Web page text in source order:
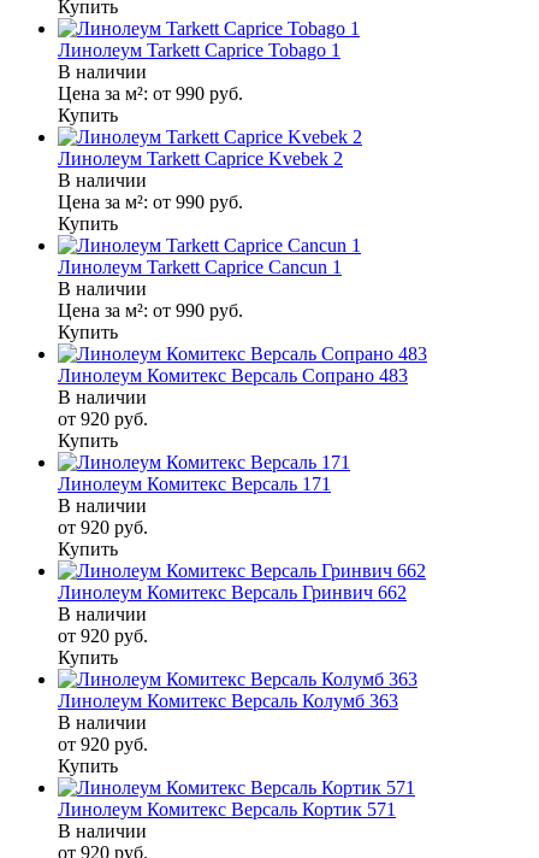
Купить
Линолеум Tarkett Caprice Tobago 1
В наличии
Цена за м²: от 990 руб.
Купить
Линолеум Tarkett Caprice Kvebek 2
В наличии
Цена за м²: от 990 руб.
Купить
Линолеум Tarkett Caprice Cancun 1
В наличии
Цена за м²: от 990 руб.
Купить
Линолеум Комитекс Версаль Сопрано 483
В наличии
от 920 руб.
Купить
Линолеум Комитекс Версаль 171
В наличии
от 920 руб.
Купить
Линолеум Комитекс Версаль Гринвич 662
В наличии
от 920 руб.
Купить
Линолеум Комитекс Версаль Колумб 363
В наличии
от 920 руб.
Купить
Линолеум Комитекс Версаль Кортик 571
В наличии
от 920 руб.